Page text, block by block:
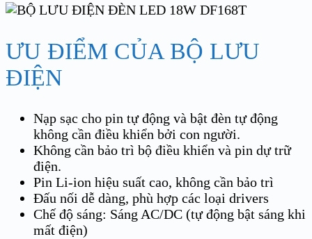
ƯU ĐIỂM CỦA BỘ LƯU
ĐIỆN
Nạp sạc cho pin tự động và bật đèn tự động
không cần điều khiển bởi con người.
Không cần bảo trì bộ điều khiển và pin dự trữ
điện.
Pin Li-ion hiệu suất cao, không cần bảo trì
Đấu nối dễ dàng, phù hợp các loại drivers
Chế độ sáng: Sáng AC/DC (tự động bật sáng khi
mất điện)